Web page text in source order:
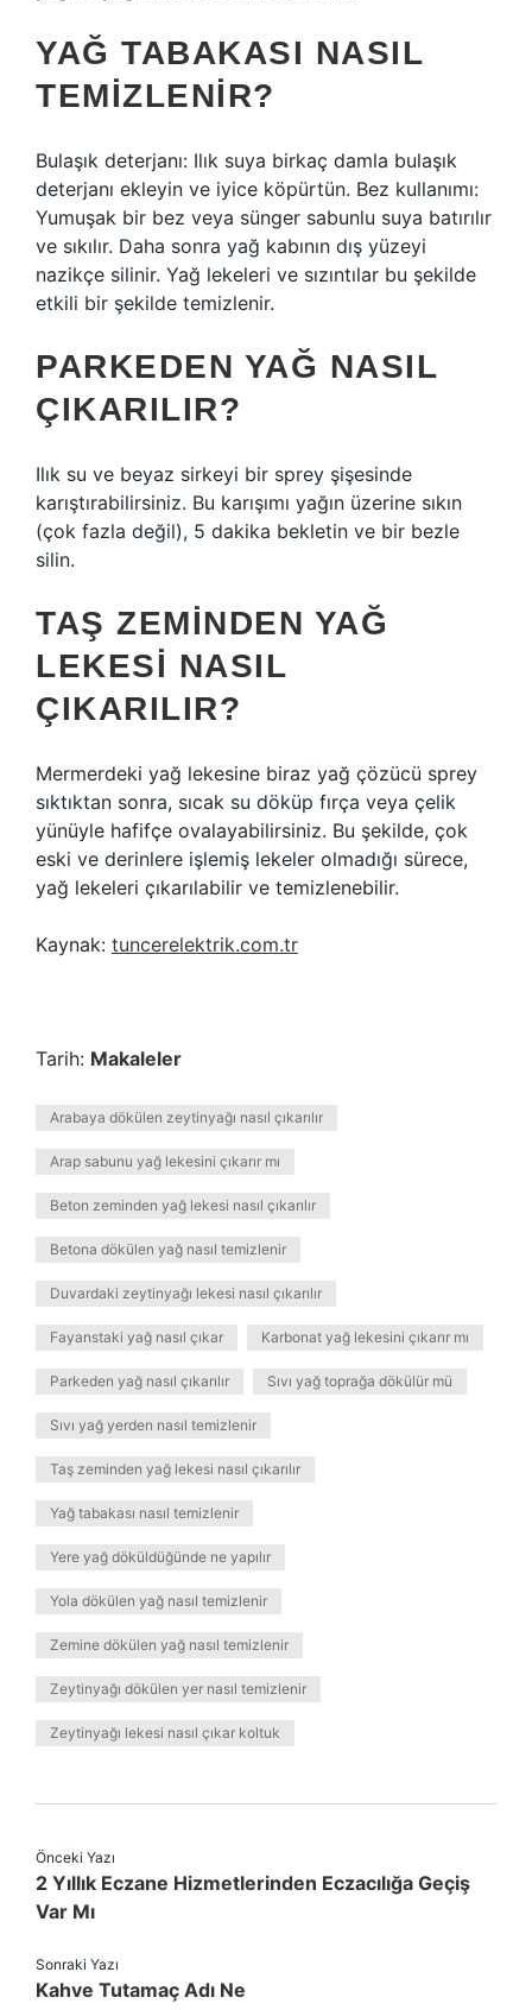
YAĞ TABAKASI NASIL
TEMIZLENIR?
Bulaşık deterjanı: Ilık suya birkaç damla bulaşık
deterjanı ekleyin ve iyice köpürtün. Bez kullanımı:
Yumuşak bir bez veya sünger sabunlu suya batırılır
ve sıkılır. Daha sonra yağ kabının dış yüzeyi
nazikçe silinir. Yağ lekeleri ve sızıntılar bu şekilde
etkili bir şekilde temizlenir.
PARKEDEN YAĞ NASIL
ÇIKARILIR?
Ilık su ve beyaz sirkeyi bir sprey şişesinde
karıştırabilirsiniz. Bu karışımı yağın üzerine sıkın
(çok fazla değil), 5 dakika bekletin ve bir bezle
silin.
TAŞ ZEMINDEN YAĞ
LEKESI NASIL
ÇIKARILIR?
Mermerdeki yağ lekesine biraz yağ çözücü sprey
sıktıktan sonra, sıcak su döküp fırça veya çelik
yünüyle hafifçe ovalayabilirsiniz. Bu şekilde, çok
eski ve derinlere işlemiş lekeler olmadığı sürece,
yağ lekeleri çıkarılabilir ve temizlenebilir.
Kaynak: tuncerelektrik.com.tr
Tarih: Makaleler
Arabaya dökülen zeytinyağı nasıl çıkarılır
Arap sabunu yağ lekesini çıkarır mı
Beton zeminden yağ lekesi nasıl çıkarılır
Betona dökülen yağ nasıl temizlenir
Duvardaki zeytinyağı lekesi nasıl çıkarılır
Fayanstaki yağ nasıl çıkar Karbonat yağ lekesini çıkarır mı
Parkeden yağ nasıl çıkarılır Sıvı yağ toprağa dökülür mü
Sıvı yağ yerden nasıl temizlenir
Taş zeminden yağ lekesi nasıl çıkarılır
Yağ tabakası nasıl temizlenir
Yere yağ döküldüğünde ne yapılır
Yola dökülen yağ nasıl temizlenir
Zemine dökülen yağ nasıl temizlenir
Zeytinyağı dökülen yer nasıl temizlenir
Zeytinyağı lekesi nasıl çıkar koltuk
Önceki Yazı
2 Yıllık Eczane Hizmetlerinden Eczacılığa Geçiş
Var Mı
Sonraki Yazı
Kahve Tutamaç Adı Ne